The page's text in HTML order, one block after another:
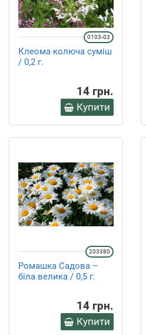
Клеома колюча суміш
/ 0,2 г.
0103-03
14 грн.
Купити
Ромашка Садова –
біла велика / 0,5 г.
203380
14 грн.
Купити